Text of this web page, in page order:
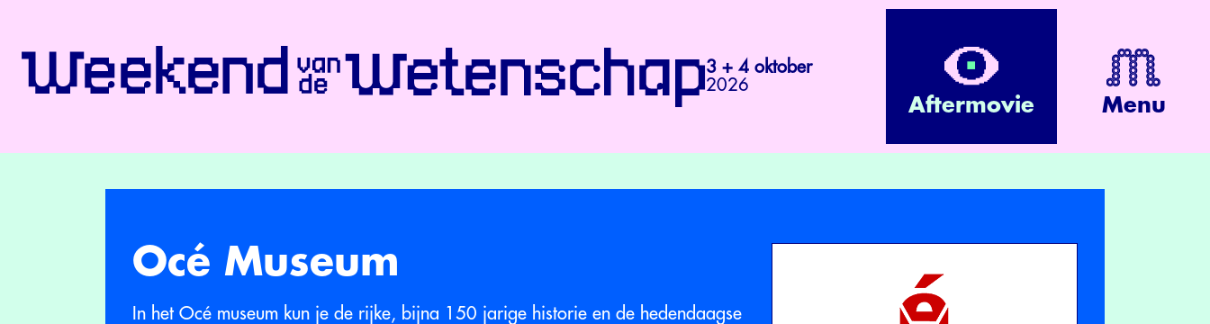
3 + 4 oktober
2026
Aftermovie Menu
Océ Museum
In het Océ museum kun je de rijke, bijna 150 jarige historie en de hedendaagse